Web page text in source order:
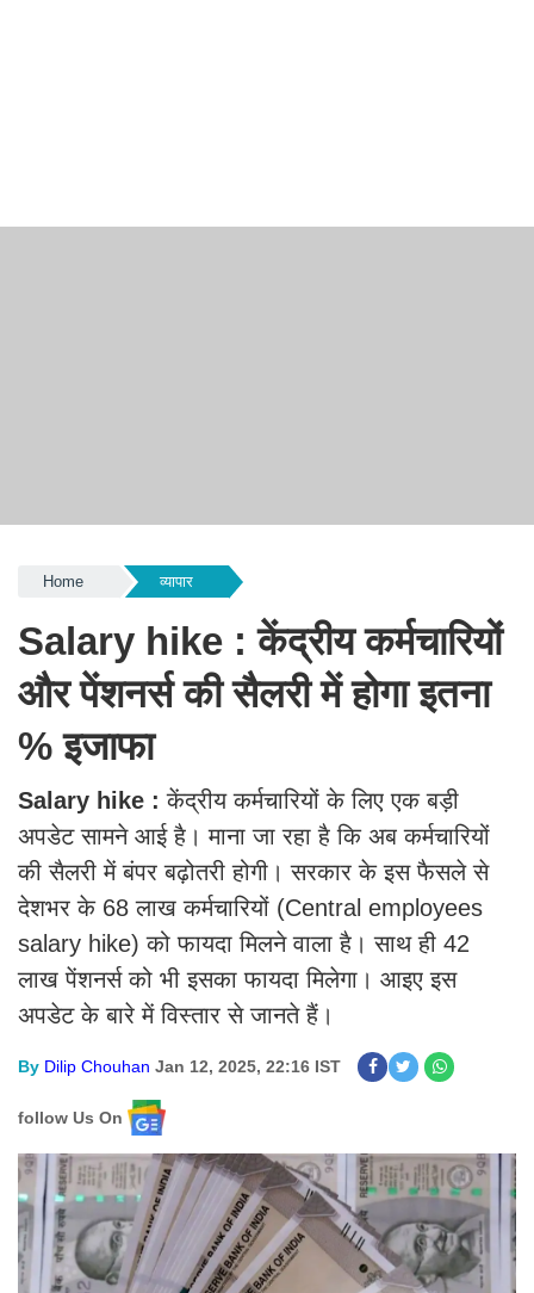
Home व्यापार
Salary hike : केंद्रीय कर्मचारियों
और पेंशनर्स की सैलरी में होगा इतना
% इजाफा
Salary hike :केंद्रीय कर्मचारियों के लिए एक बड़ी
अपडेट सामने आई है। माना जा रहा है कि अब कर्मचारियों
की सैलरी में बंपर बढ़ोतरी होगी। सरकार के इस फैसले से
देशभर के 68 लाख कर्मचारियों (Central employees
salary hike) को फायदा मिलने वाला है। साथ ही 42
लाख पेंशनर्स को भी इसका फायदा मिलेगा। आइए इस
अपडेट के बारे में विस्तार से जानते हैं।
By Dilip Chouhan Jan 12, 2025, 22:16 IST
follow Us On